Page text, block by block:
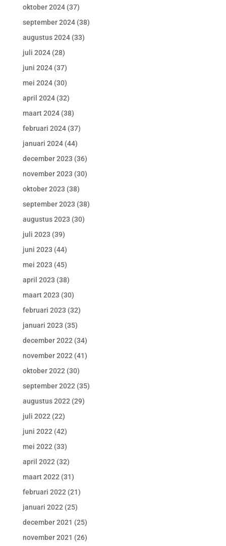
oktober 2024(37)
september 2024(38)
augustus 2024(33)
juli 2024(28)
juni 2024(37)
mei 2024(30)
april 2024(32)
maart 2024(38)
februari 2024(37)
januari 2024(44)
december 2023 (36)
november 2023 (30)
oktober 2023 (38)
september 2023 (38)
augustus 2023 (30)
juli 2023 (39)
juni 2023 (44)
mei 2023 (45)
april 2023 (38)
maart 2023 (30)
februari 2023 (32)
januari 2023 (35)
december 2022 (34)
november 2022 (41)
oktober 2022 (30)
september 2022 (35)
augustus 2022 (29)
juli 2022 (22)
juni 2022 (42)
mei 2022 (33)
april 2022 (32)
maart 2022 (31)
februari 2022 (21)
januari 2022 (25)
december 2021 (25)
november 2021 (26)